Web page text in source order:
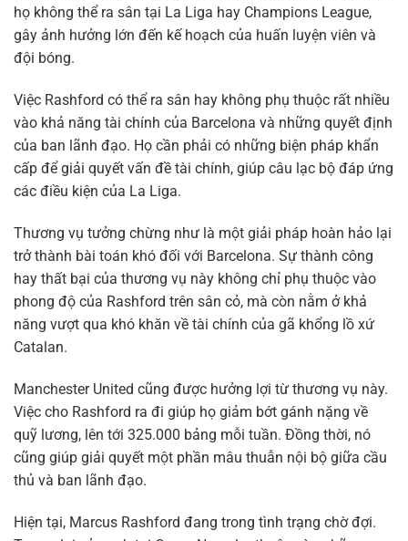
họ không thể ra sân tại La Liga hay Champions League,
gây ảnh hưởng lớn đến kế hoạch của huấn luyện viên và
đội bóng.
Việc Rashford có thể ra sân hay không phụ thuộc rất nhiều
vào khả năng tài chính của Barcelona và những quyết định
của ban lãnh đạo. Họ cần phải có những biện pháp khẩn
cấp để giải quyết vấn đề tài chính, giúp câu lạc bộ đáp ứng
các điều kiện của La Liga.
Thương vụ tưởng chừng như là một giải pháp hoàn hảo lại
trở thành bài toán khó đối với Barcelona. Sự thành công
hay thất bại của thương vụ này không chỉ phụ thuộc vào
phong độ của Rashford trên sân cỏ, mà còn nằm ở khả
năng vượt qua khó khăn về tài chính của gã khổng lồ xứ
Catalan.
Manchester United cũng được hưởng lợi từ thương vụ này.
Việc cho Rashford ra đi giúp họ giảm bớt gánh nặng về
quỹ lương, lên tới 325.000 bảng mỗi tuần. Đồng thời, nó
cũng giúp giải quyết một phần mâu thuẫn nội bộ giữa cầu
thủ và ban lãnh đạo.
Hiện tại, Marcus Rashford đang trong tình trạng chờ đợi.